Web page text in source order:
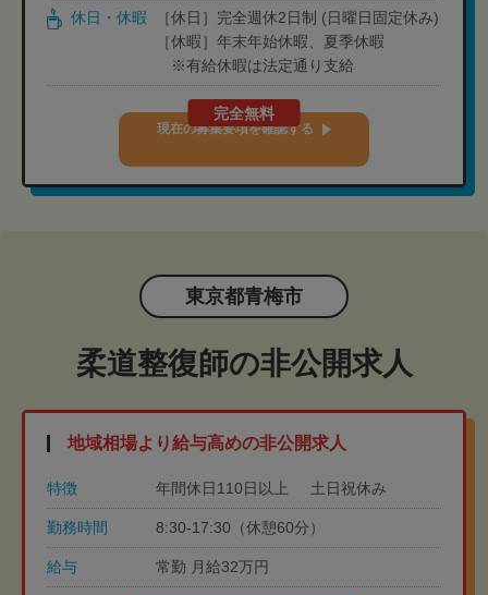
休日・休暇
［休日］完全週休2日制 (日曜日固定休み)
［休暇］年末年始休暇、夏季休暇
※有給休暇は法定通り支給
完全無料
現在の募集要項を確認する
東京都青梅市
柔道整復師の非公開求人
地域相場より給与高めの非公開求人
特徴 年間休日110日以上 土日祝休み
勤務時間 8:30-17:30（休憩60分）
給与 常勤 月給32万円